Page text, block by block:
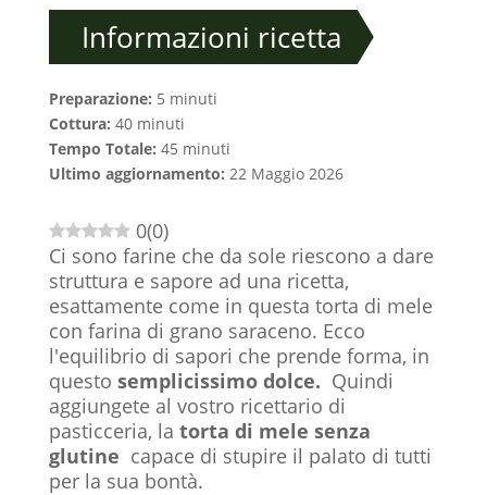
Informazioni ricetta
Preparazione: 5 minuti
Cottura: 40 minuti
Tempo Totale: 45 minuti
Ultimo aggiornamento: 22 Maggio 2026
0(0)
Ci sono farine che da sole riescono a dare
struttura e sapore ad una ricetta,
esattamente come in questa torta di mele
con farina di grano saraceno. Ecco
l'equilibrio di sapori che prende forma, in
questo semplicissimo dolce. Quindi
aggiungete al vostro ricettario di
pasticceria, la torta di mele senza
glutine capace di stupire il palato di tutti
per la sua bontà.